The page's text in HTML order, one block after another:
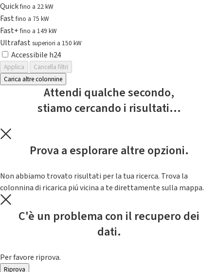
Quickfino a 22 kW
Fastfino a 75 kW
Fast+fino a 149 kW
Ultrafast superiori a 150 kW
Accessibile h24
Applica
Cancella filtri
Carica altre colonnine
Attendi qualche secondo,
stiamo cercando i risultati...
Prova a esplorare altre opzioni.
Non abbiamo trovato risultati per la tua ricerca. Trova la
colonnina di ricarica piú vicina a te direttamente sulla mappa.
C'è un problema con il recupero dei
dati.
Per favore riprova.
Riprova